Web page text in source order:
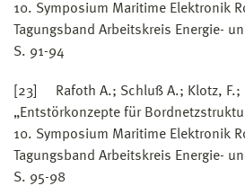
10. Symposium Maritime Elektronik
Tagungsband Arbeitskreis Energie-
S. 91-94
[23] Rafoth A.; Schluß A.; Klotz, F.;
„Entstörkonzepte für
10. Symposium Maritime Elektronik
Tagungsband Arbeitskreis Energie-
S. 95-98